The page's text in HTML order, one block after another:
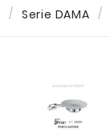
Serie DAMA